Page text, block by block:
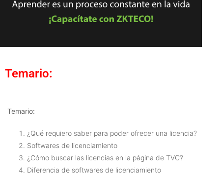
Temario:
Temario:
¿Qué requiero saber para poder ofrecer una licencia?
Softwares de licenciamiento
¿Cómo buscar las licencias en la página de TVC?
Diferencia de softwares de licenciamiento